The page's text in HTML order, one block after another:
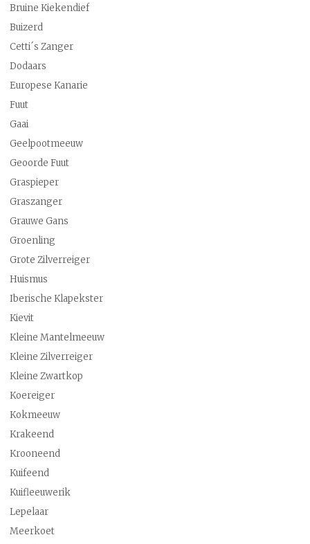
Bruine Kiekendief
Buizerd
Cetti´s Zanger
Dodaars
Europese Kanarie
Fuut
Gaai
Geelpootmeeuw
Geoorde Fuut
Graspieper
Graszanger
Grauwe Gans
Groenling
Grote Zilverreiger
Huismus
Iberische Klapekster
Kievit
Kleine Mantelmeeuw
Kleine Zilverreiger
Kleine Zwartkop
Koereiger
Kokmeeuw
Krakeend
Krooneend
Kuifeend
Kuifleeuwerik
Lepelaar
Meerkoet